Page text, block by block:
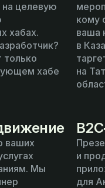
на целевую
хабах.
только
хабе
кому
ваша
в
на
ваших
Мы
и
для